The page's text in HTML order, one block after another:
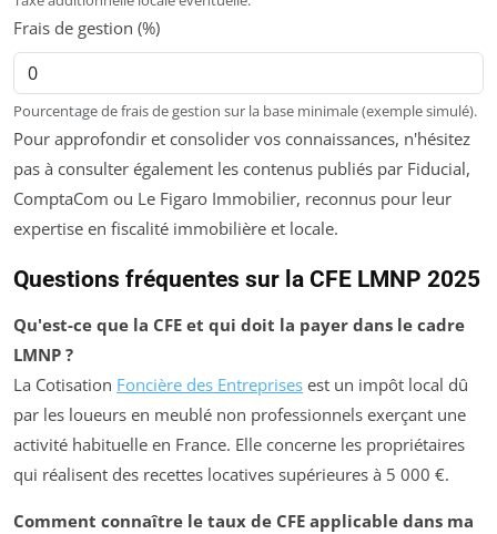
Frais de gestion (%)
Pourcentage de frais de gestion sur la base minimale (exemple simulé).
Pour approfondir et consolider vos connaissances, n'hésitez
pas à consulter également les contenus publiés par Fiducial,
ComptaCom ou Le Figaro Immobilier, reconnus pour leur
expertise en fiscalité immobilière et locale.
Questions fréquentes sur la CFE LMNP 2025
Qu'est-ce que la CFE et qui doit la payer dans le cadre
LMNP ?
La Cotisation Foncière des Entreprises est un impôt local dû
par les loueurs en meublé non professionnels exerçant une
activité habituelle en France. Elle concerne les propriétaires
qui réalisent des recettes locatives supérieures à 5 000 €.
Comment connaître le taux de CFE applicable dans ma